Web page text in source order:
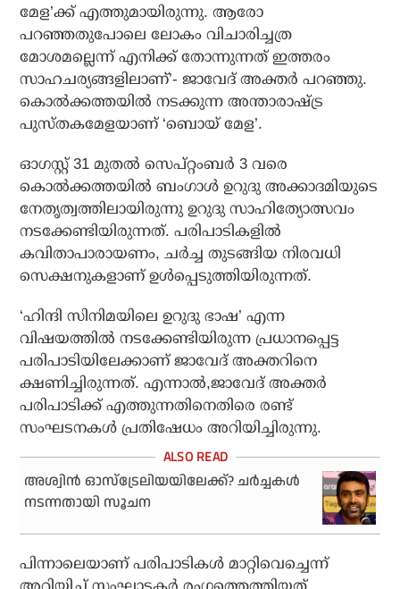
മേള’ക്ക് എത്തുമായിരുന്നു. ആരോ
പറഞ്ഞതുപോലെ ലോകം വിചാരിച്ചത്ര
മോശമല്ലെന്ന് എനിക്ക് തോന്നുന്നത് ഇത്തരം
സാഹചര്യങ്ങളിലാണ്’- ജാവേദ് അക്തര്‍ പറഞ്ഞു.
കൊല്‍ക്കത്തയില്‍ നടക്കുന്ന അന്താരാഷ്ട്ര
പുസ്തകമേളയാണ് ‘ബൊയ് മേള’.
ഓഗസ്റ്റ് 31 മുതല്‍ സെപ്റ്റംബര്‍ 3 വരെ
കൊല്‍ക്കത്തയില്‍ ബംഗാള്‍ ഉറുദു അക്കാദമിയുടെ
നേതൃത്വത്തിലായിരുന്നു ഉറുദു സാഹിത്യോത്സവം
നടക്കേണ്ടിയിരുന്നത്. പരിപാടികളില്‍
കവിതാപാരായണം, ചര്‍ച്ച തുടങ്ങിയ നിരവധി
സെക്ഷനുകളാണ് ഉള്‍പ്പെടുത്തിയിരുന്നത്.
‘ഹിന്ദി സിനിമയിലെ ഉറുദു ഭാഷ’ എന്ന
വിഷയത്തില്‍ നടക്കേണ്ടിയിരുന്ന പ്രധാനപ്പെട്ട
പരിപാടിയിലേക്കാണ് ജാവേദ് അക്തറിനെ
ക്ഷണിച്ചിരുന്നത്. എന്നാല്‍,ജാവേദ് അക്തര്‍
പരിപാടിക്ക് എത്തുന്നതിനെതിരെ രണ്ട്
സംഘടനകള്‍ പ്രതിഷേധം അറിയിച്ചിരുന്നു.
അശ്വിന്‍ ഓസ്ട്രേലിയയിലേക്ക്? ചര്‍ച്ചകള്‍
നടന്നതായി സൂചന
പിന്നാലെയാണ് പരിപാടികള്‍ മാറ്റിവെച്ചെന്ന്